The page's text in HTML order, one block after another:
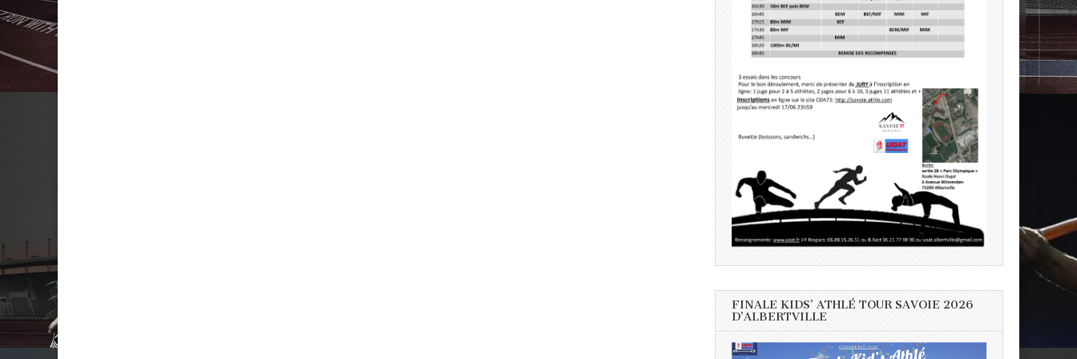
FINALE KIDS’ ATHLÉ TOUR SAVOIE 2026
D’ALBERTVILLE